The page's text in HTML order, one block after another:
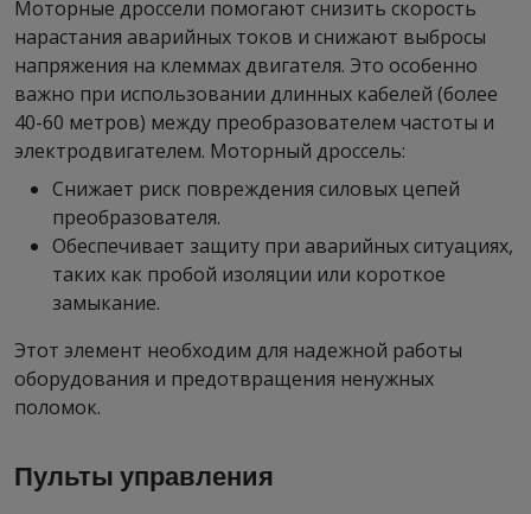
Моторные дроссели помогают снизить скорость
нарастания аварийных токов и снижают выбросы
напряжения на клеммах двигателя. Это особенно
важно при использовании длинных кабелей (более
40-60 метров) между преобразователем частоты и
электродвигателем. Моторный дроссель:
Снижает риск повреждения силовых цепей
преобразователя.
Обеспечивает защиту при аварийных ситуациях,
таких как пробой изоляции или короткое
замыкание.
Этот элемент необходим для надежной работы
оборудования и предотвращения ненужных
поломок.
Пульты управления